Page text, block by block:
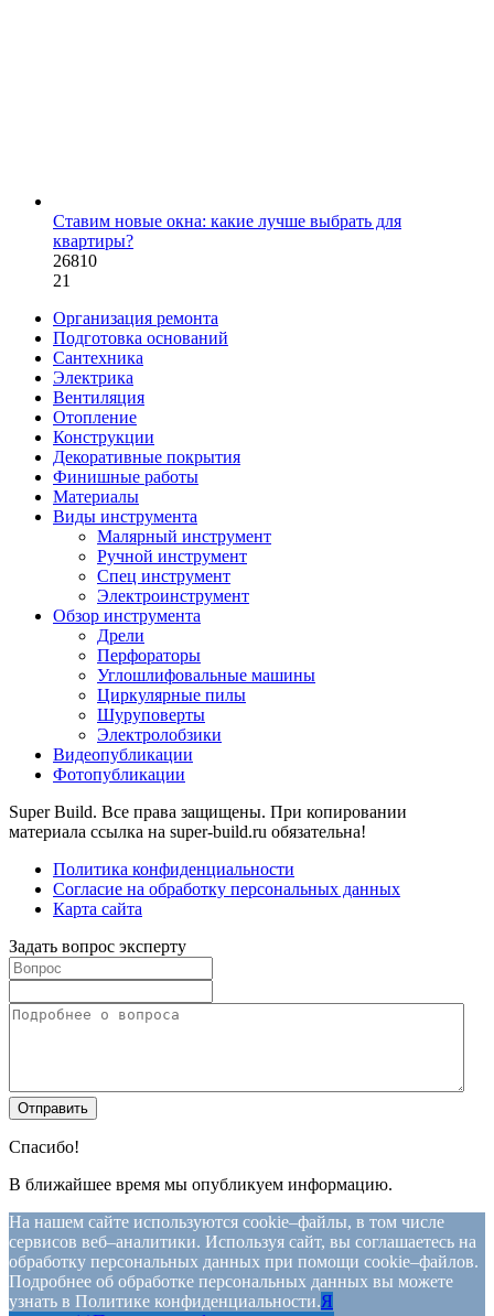
Ставим новые окна: какие лучше выбрать для
квартиры?
26810
21
Организация ремонта
Подготовка оснований
Сантехника
Электрика
Вентиляция
Отопление
Конструкции
Декоративные покрытия
Финишные работы
Материалы
Виды инструмента
Малярный инструмент
Ручной инструмент
Спец инструмент
Электроинструмент
Обзор инструмента
Дрели
Перфораторы
Углошлифовальные машины
Циркулярные пилы
Шуруповерты
Электролобзики
Видеопубликации
Фотопубликации
Super Build. Все права защищены. При копировании
материала ссылка на super-build.ru обязательна!
Политика конфиденциальности
Согласие на обработку персональных данных
Карта сайта
Задать вопрос эксперту
Спасибо!
В ближайшее время мы опубликуем информацию.
На нашем сайте используются cookie–файлы, в том числе
сервисов веб–аналитики. Используя сайт, вы соглашаетесь на
обработку персональных данных при помощи cookie–файлов.
Подробнее об обработке персональных данных вы можете
узнать в Политике конфиденциальности.Я